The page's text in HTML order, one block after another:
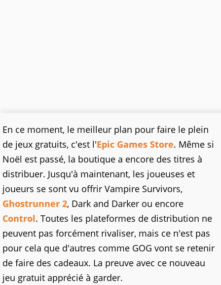
En ce moment, le meilleur plan pour faire le plein
de jeux gratuits, c'est l'Epic Games Store. Même si
Noël est passé, la boutique a encore des titres à
distribuer. Jusqu'à maintenant, les joueuses et
joueurs se sont vu offrir Vampire Survivors,
Ghostrunner 2, Dark and Darker ou encore
Control. Toutes les plateformes de distribution ne
peuvent pas forcément rivaliser, mais ce n'est pas
pour cela que d'autres comme GOG vont se retenir
de faire des cadeaux. La preuve avec ce nouveau
jeu gratuit apprécié à garder.